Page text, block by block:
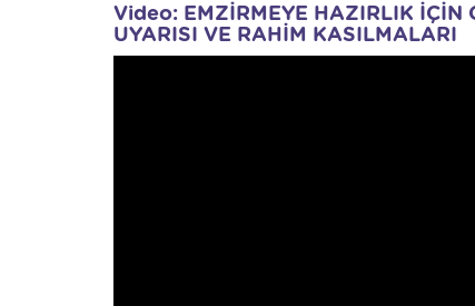
Video: EMZİRMEYE HAZIRLIK İÇİN
UYARISI VE RAHİM KASILMALARI